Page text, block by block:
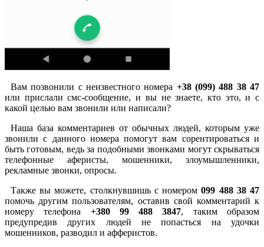
Вам позвонили с неизвестного номера +38 (099) 488 38 47
или прислали смс-сообщение, и вы не знаете, кто это, и с
какой целью вам звонили или написали?
Наша база комментариев от обычных людей, которым уже
звонили с данного номера помогут вам сорентироваться и
быть готовым, ведь за подобными звонками могут скрываться
телефонные аферисты, мошенники, злоумышленники,
рекламные звонки, опросы.
Также вы можете, столкнувшишь с номером099 488 38 47
помочь другим пользователям, оставив свой комментарий к
номеру телефона +380 99 488 3847, таким образом
предупредив других людей не попасться на удочки
мошенников, разводил и афферистов.